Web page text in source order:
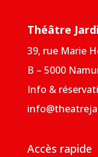
Théâtre
39, rue Marie
B – 5000
Info &
Accès rapide